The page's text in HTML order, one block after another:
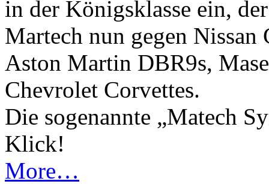
in der Königsklasse ein,
Martech nun gegen Nissan
Aston Martin DBR9s,
Chevrolet Corvettes.
Die sogenannte „Matech
Klick!
More…